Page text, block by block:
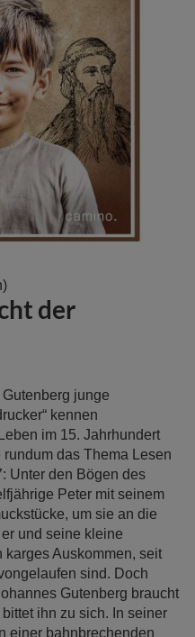
der
junge
kennen
im 15. Jahrhundert
das Thema Lesen
Unter den Bögen des
Peter mit seinem
um sie an die
und seine kleine
Auskommen, seit
sind. Doch
Gutenberg braucht
ihn zu sich. In seiner
einer bahnbrechenden